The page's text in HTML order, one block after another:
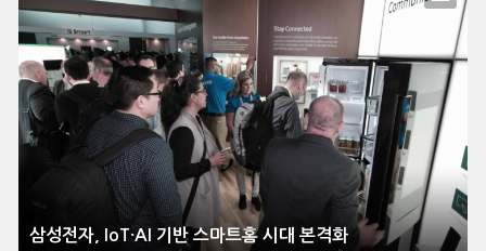
삼성전자, IoT·AI 기반 스마트홈 시대 본격화